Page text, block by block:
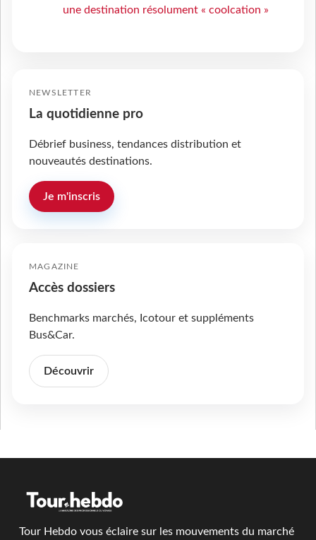
une destination résolument « coolcation »
NEWSLETTER
La quotidienne pro
Débrief business, tendances distribution et
nouveautés destinations.
Je m'inscris
MAGAZINE
Accès dossiers
Benchmarks marchés, Icotour et suppléments
Bus&Car.
Découvrir
Tour Hebdo vous éclaire sur les mouvements du marché